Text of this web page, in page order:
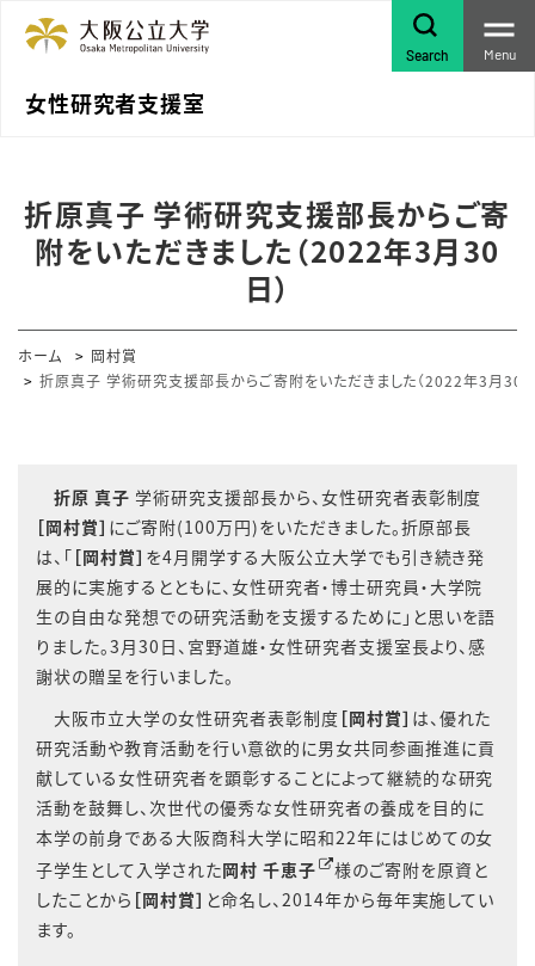
女性研究者支援室
Search Menu
折原真子 学術研究支援部長からご寄
附をいただきました（2022年3月30
日）
ホーム
岡村賞
折原真子 学術研究支援部長からご寄附をいただきました（2022年3月30
折原 真子 学術研究支援部長から、女性研究者表彰制度
［岡村賞］ にご寄附(100万円)をいただきました。折原部長
は、「 ［岡村賞］ を4月開学する大阪公立大学でも引き続き発
展的に実施するとともに、女性研究者・博士研究員・大学院
生の自由な発想での研究活動を支援するために」と思いを語
りました。3月30日、宮野道雄・女性研究者支援室長より、感
謝状の贈呈を行いました。
大阪市立大学の女性研究者表彰制度 ［岡村賞］ は、優れた
研究活動や教育活動を行い意欲的に男女共同参画推進に貢
献している女性研究者を顕彰することによって継続的な研究
活動を鼓舞し、次世代の優秀な女性研究者の養成を目的に
本学の前身である大阪商科大学に昭和22年にはじめての女
子学生として入学された岡村 千恵子
様のご寄附を原資と
したことから ［岡村賞］ と命名し、2014年から毎年実施してい
ます。